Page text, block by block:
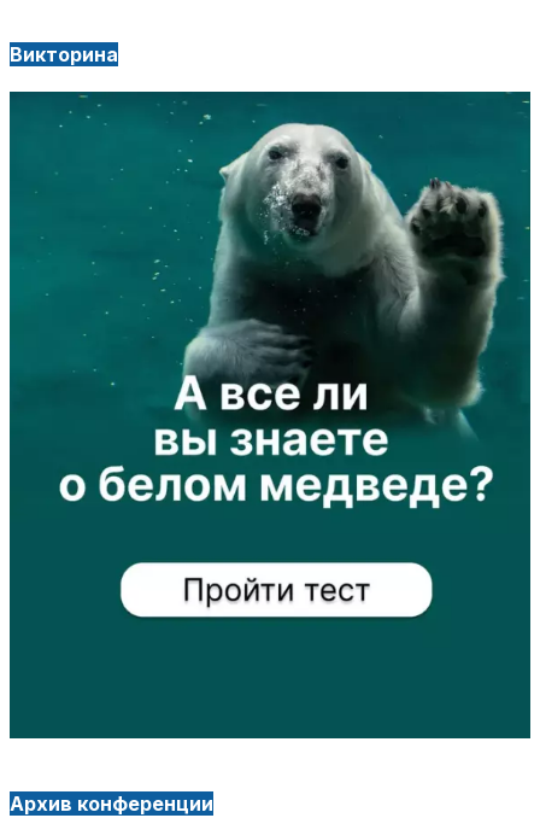
Викторина
Архив конференции